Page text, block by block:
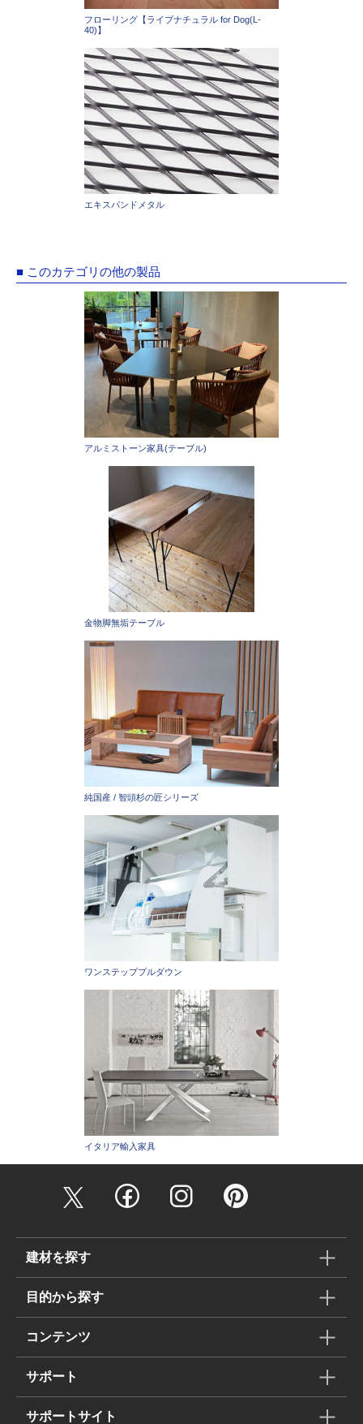
フローリング【ライブナチュラル for Dog(L-
40)】
エキスパンドメタル
■ このカテゴリの他の製品
アルミストーン家具(テーブル)
金物脚無垢テーブル
純国産 / 智頭杉の匠シリーズ
ワンステッププルダウン
イタリア輸入家具
建材を探す
目的から探す
コンテンツ
サポート
サポートサイト